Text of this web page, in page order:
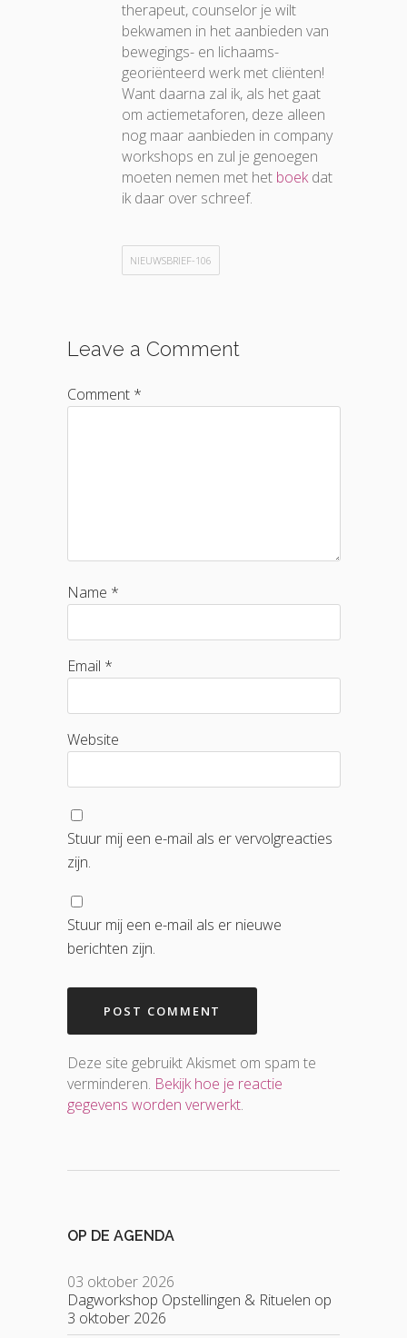
therapeut, counselor je wilt
bekwamen in het aanbieden van
bewegings- en lichaams-
georiënteerd werk met cliënten!
Want daarna zal ik, als het gaat
om actiemetaforen, deze alleen
nog maar aanbieden in company
workshops en zul je genoegen
moeten nemen met het boekdat
ik daar over schreef.
NIEUWSBRIEF-106
Leave a Comment
Comment *
Name *
Email *
Website
Stuur mij een e-mail als er vervolgreacties
zijn.
Stuur mij een e-mail als er nieuwe
berichten zijn.
Deze site gebruikt Akismet om spam te
verminderen. Bekijk hoe je reactie
gegevens worden verwerkt.
OP DE AGENDA
03 oktober 2026
Dagworkshop Opstellingen & Rituelen op
3 oktober 2026